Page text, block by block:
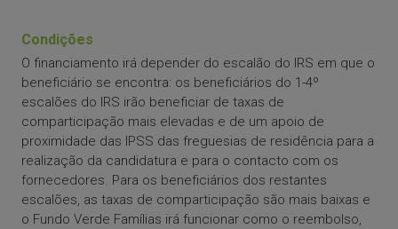
Condições
O financiamento irá depender do escalão do IRS em que o
beneficiário se encontra: os beneficiários do 1-4º
escalões do IRS irão beneficiar de taxas de
comparticipação mais elevadas e de um apoio de
proximidade das IPSS das freguesias de residência para a
realização da candidatura e para o contacto com os
fornecedores. Para os beneficiários dos restantes
escalões, as taxas de comparticipação são mais baixas e
o Fundo Verde Famílias irá funcionar como o reembolso,